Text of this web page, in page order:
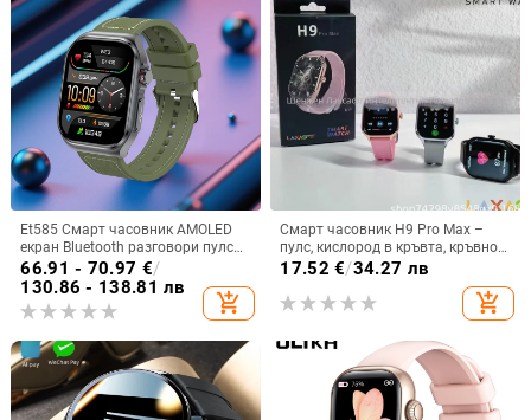
Et585 Смарт часовник AMOLED
екран Bluetooth разговори пулс
сън крачкомер спортен часовник
гривна трансграничен
66.91 - 70.97 €/
130.86 - 138.81 лв
add_shopping_cart
Смарт часовник H9 Pro Max –
пулс, кислород в кръвта, кръвно
налягане, мониторинг на съня,
17.52 €/34.27 лв
add_shopping_cart